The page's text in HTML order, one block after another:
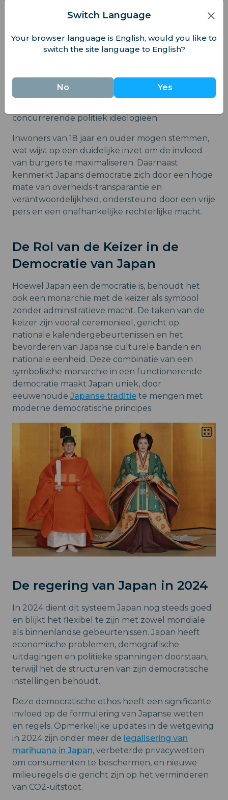
heeft Japan?
Vertegenwoordigde democratie. Dit is de
democratische vorm in Japan, waarbij gekozen
Japan heeft bovendien een sterke democratische
basis, met een politiek systeem van meerdere
concurrerende politiek ideologieën.
Inwoners van 18 jaar en ouder mogen stemmen,
wat wijst op een duidelijke inzet om de invloed
van burgers te maximaliseren. Daarnaast
kenmerkt Japans democratie zich door een hoge
mate van overheids-transparantie en
verantwoordelijkheid, ondersteund door een vrije
pers en een onafhankelijke rechterlijke macht.
De Rol van de Keizer in de
Democratie van Japan
Hoewel Japan een democratie is, behoudt het
ook een monarchie met de keizer als symbool
zonder administratieve macht. De taken van de
keizer zijn vooral ceremonieel, gericht op
nationale kalendergebeurtenissen en het
bevorderen van Japanse culturele banden en
nationale eenheid. Deze combinatie van een
symbolische monarchie in een functionerende
democratie maakt Japan uniek, door
eeuwenoude Japanse traditie te mengen met
moderne democratische principes.
De regering van Japan in 2024
In 2024 dient dit systeem Japan nog steeds goed
en blijkt het flexibel te zijn met zowel mondiale
als binnenlandse gebeurtenissen. Japan heeft
economische problemen, demografische
uitdagingen en politieke spanningen doorstaan,
terwijl het de structuren van zijn democratische
instellingen behoudt.
Deze democratische ethos heeft een significante
invloed op de formulering van Japanse wetten
en regels. Opmerkelijke updates in de wetgeving
in 2024 zijn onder meer de legalisering van
marihuana in Japan, verbeterde privacywetten
om consumenten te beschermen, en nieuwe
milieuregels die gericht zijn op het verminderen
van CO2-uitstoot.
Switch Language
Your browser language is English, would you like to
switch the site language to English?
No Yes